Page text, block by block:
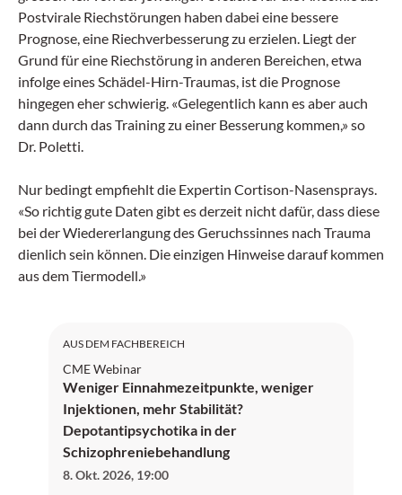
Postvirale Riechstörungen haben dabei eine bessere
Prognose, eine Riechverbesserung zu erzielen. Liegt der
Grund für eine Riechstörung in anderen Bereichen, etwa
infolge eines Schädel-Hirn-Traumas, ist die Prognose
hingegen eher schwierig. «Gelegentlich kann es aber auch
dann durch das Training zu einer Besserung kommen,» so
Dr. Poletti.
Nur bedingt empfiehlt die Expertin Cortison-Nasensprays.
«So richtig gute Daten gibt es derzeit nicht dafür, dass diese
bei der Wiedererlangung des Geruchssinnes nach Trauma
dienlich sein können. Die einzigen Hinweise darauf kommen
aus dem Tiermodell.»
AUS DEM FACHBEREICH
CME Webinar
Weniger Einnahmezeitpunkte, weniger
Injektionen, mehr Stabilität?
Depotantipsychotika in der
Schizophreniebehandlung
8. Okt. 2026, 19:00